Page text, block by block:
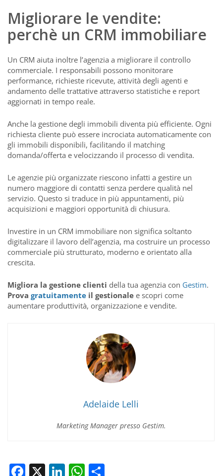
Migliorare le vendite:
perchè un CRM immobiliare
Un CRM aiuta inoltre l’agenzia a migliorare il controllo
commerciale. I responsabili possono monitorare
performance, richieste ricevute, attività degli agenti e
andamento delle trattative attraverso statistiche e report
aggiornati in tempo reale.
Anche la gestione degli immobili diventa più efficiente. Ogni
richiesta cliente può essere incrociata automaticamente con
gli immobili disponibili, facilitando il matching
domanda/offerta e velocizzando il processo di vendita.
Le agenzie più organizzate riescono infatti a gestire un
numero maggiore di contatti senza perdere qualità nel
servizio. Questo si traduce in più appuntamenti, più
acquisizioni e maggiori opportunità di chiusura.
Investire in un CRM immobiliare non significa soltanto
digitalizzare il lavoro dell’agenzia, ma costruire un processo
commerciale più strutturato, moderno e orientato alla
crescita.
Migliora la gestione clienti della tua agenzia con Gestim.
Prova gratuitamente il gestionale e scopri come
aumentare produttività, organizzazione e vendite.
Adelaide Lelli
Marketing Manager presso Gestim.
Facebook
X LinkedIn
WhatsApp